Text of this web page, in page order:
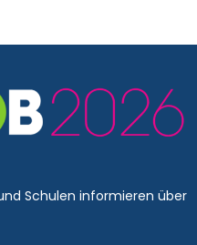
Schulen informieren über